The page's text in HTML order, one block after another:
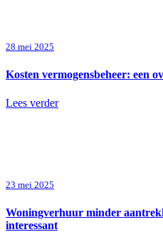
28 mei 2025
Kosten vermogensbeheer: een
Lees verder
23 mei 2025
Woningverhuur minder
interessant